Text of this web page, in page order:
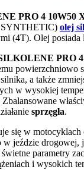
PRO 4 10W50
olej
(4T). Olej posiada
PRO
powierzchniowo
silnika, a także
w wysokiej
Zbalansowane
sprzęgła.
się w motocyklach
w jeździe drogowej,
świetne parametry
i wysokich